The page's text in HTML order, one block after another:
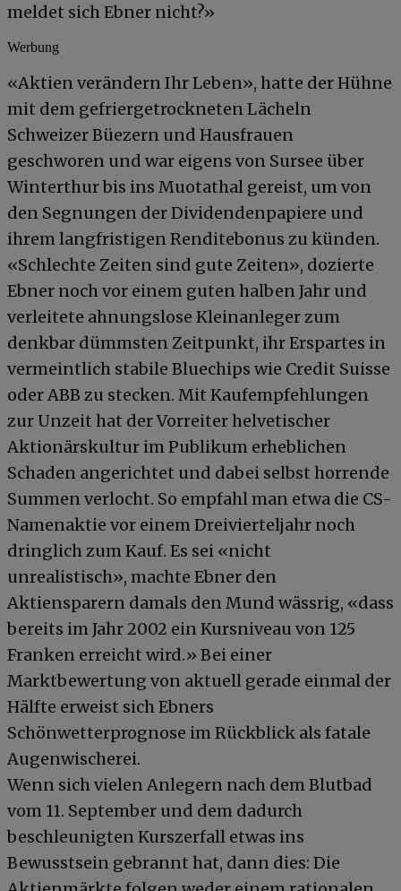
meldet sich Ebner nicht?»
Werbung
«Aktien verändern Ihr Leben», hatte der Hühne
mit dem gefriergetrockneten Lächeln
Schweizer Büezern und Hausfrauen
geschworen und war eigens von Sursee über
Winterthur bis ins Muotathal gereist, um von
den Segnungen der Dividendenpapiere und
ihrem langfristigen Renditebonus zu künden.
«Schlechte Zeiten sind gute Zeiten», dozierte
Ebner noch vor einem guten halben Jahr und
verleitete ahnungslose Kleinanleger zum
denkbar dümmsten Zeitpunkt, ihr Erspartes in
vermeintlich stabile Bluechips wie Credit Suisse
oder ABB zu stecken. Mit Kaufempfehlungen
zur Unzeit hat der Vorreiter helvetischer
Aktionärskultur im Publikum erheblichen
Schaden angerichtet und dabei selbst horrende
Summen verlocht. So empfahl man etwa die CS-
Namenaktie vor einem Dreivierteljahr noch
dringlich zum Kauf. Es sei «nicht
unrealistisch», machte Ebner den
Aktiensparern damals den Mund wässrig, «dass
bereits im Jahr 2002 ein Kursniveau von 125
Franken erreicht wird.» Bei einer
Marktbewertung von aktuell gerade einmal der
Hälfte erweist sich Ebners
Schönwetterprognose im Rückblick als fatale
Augenwischerei.
Wenn sich vielen Anlegern nach dem Blutbad
vom 11. September und dem dadurch
beschleunigten Kurszerfall etwas ins
Bewusstsein gebrannt hat, dann dies: Die